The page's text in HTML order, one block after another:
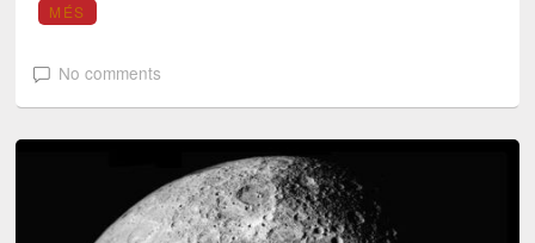
MÉS
No comments